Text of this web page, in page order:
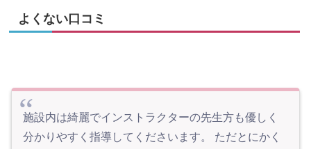
よくない口コミ
施設内は綺麗でインストラクターの先生方も優しく
分かりやすく指導してくださいます。 ただとにかく